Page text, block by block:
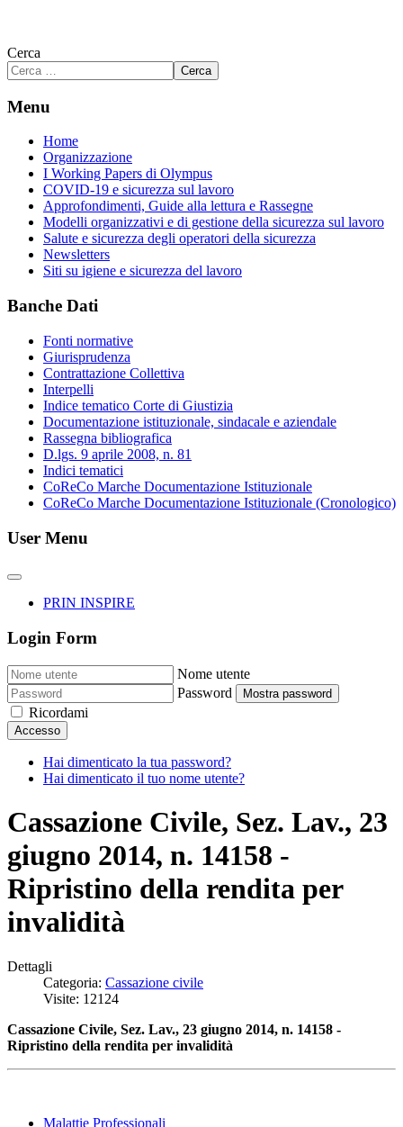
Cerca
Cerca
Menu
Home
Organizzazione
I Working Papers di Olympus
COVID-19 e sicurezza sul lavoro
Approfondimenti, Guide alla lettura e Rassegne
Modelli organizzativi e di gestione della sicurezza sul lavoro
Salute e sicurezza degli operatori della sicurezza
Newsletters
Siti su igiene e sicurezza del lavoro
Banche Dati
Fonti normative
Giurisprudenza
Contrattazione Collettiva
Interpelli
Indice tematico Corte di Giustizia
Documentazione istituzionale, sindacale e aziendale
Rassegna bibliografica
D.lgs. 9 aprile 2008, n. 81
Indici tematici
CoReCo Marche Documentazione Istituzionale
CoReCo Marche Documentazione Istituzionale (Cronologico)
User Menu
PRIN INSPIRE
Login Form
Nome utente
Password
Mostra password
Ricordami
Accesso
Hai dimenticato la tua password?
Hai dimenticato il tuo nome utente?
Cassazione Civile, Sez. Lav., 23
giugno 2014, n. 14158 -
Ripristino della rendita per
invalidità
Dettagli
Categoria: Cassazione civile
Visite: 12124
Cassazione Civile, Sez. Lav., 23 giugno 2014, n. 14158 -
Ripristino della rendita per invalidità
Malattie Professionali